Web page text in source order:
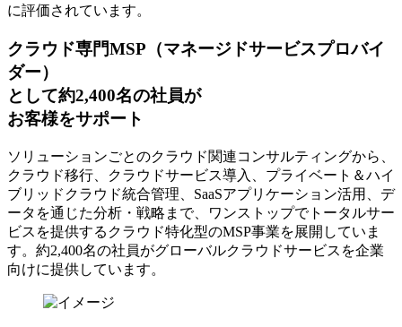
に評価されています。
クラウド専門MSP （マネージドサービスプロバイ
ダー）
として約2,400名の社員が
お客様をサポート
ソリューションごとのクラウド関連コンサルティングから、
クラウド移行、クラウドサービス導入、プライベート＆ハイ
ブリッドクラウド統合管理、SaaSアプリケーション活用、デ
ータを通じた分析・戦略まで、ワンストップでトータルサー
ビスを提供するクラウド特化型のMSP事業を展開していま
す。約2,400名の社員がグローバルクラウドサービスを企業
向けに提供しています。